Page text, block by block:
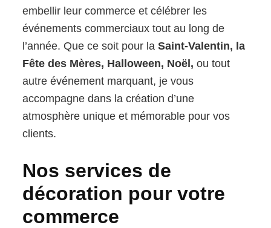
embellir leur commerce et célébrer les
événements commerciaux tout au long de
l’année. Que ce soit pour laSaint-Valentin, la
Fête des Mères, Halloween, Noël, ou tout
autre événement marquant, je vous
accompagne dans la création d’une
atmosphère unique et mémorable pour vos
clients.
Nos services de
décoration pour votre
commerce